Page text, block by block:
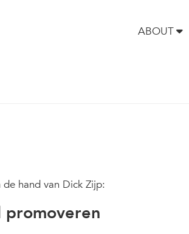
ABOUT
promoveren'
hand van Dick Zijp: